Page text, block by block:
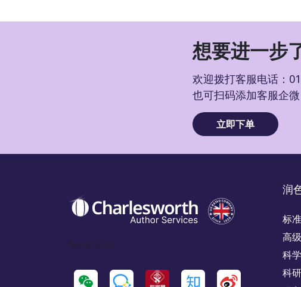
想要进一步
欢迎拨打客服电话：
也可扫码添加客服企
立即下单
Social Icon
润
标
高
科
科